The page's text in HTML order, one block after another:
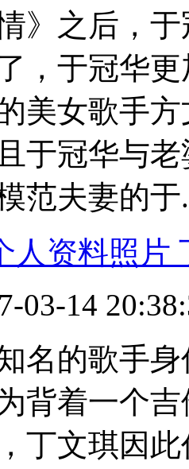
情》之后，
，于冠华
美女歌手
于冠华与
范夫妻的于
人资料照片
03-14
名的歌手
背着一个
丁文琪因